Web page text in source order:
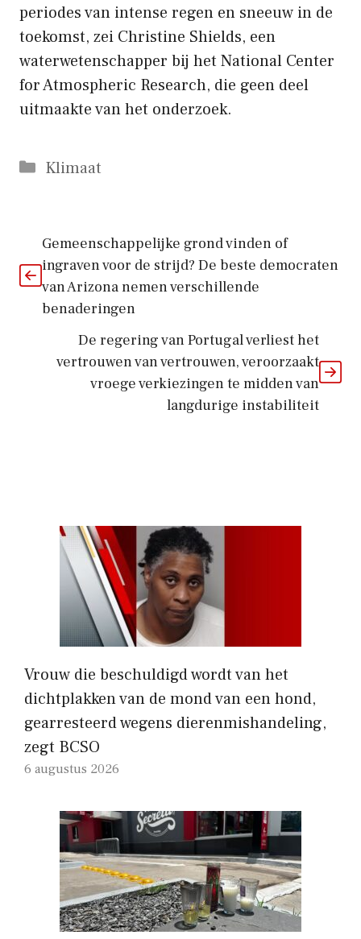
periodes van intense regen en sneeuw in de
toekomst, zei Christine Shields, een
waterwetenschapper bij het National Center
for Atmospheric Research, die geen deel
uitmaakte van het onderzoek.
Categorieën
Klimaat
Gemeenschappelijke grond vinden of
ingraven voor de strijd? De beste democraten
van Arizona nemen verschillende
benaderingen
De regering van Portugal verliest het
vertrouwen van vertrouwen, veroorzaakt
vroege verkiezingen te midden van
langdurige instabiliteit
Vrouw die beschuldigd wordt van het
dichtplakken van de mond van een hond,
gearresteerd wegens dierenmishandeling,
zegt BCSO
6 augustus 2026